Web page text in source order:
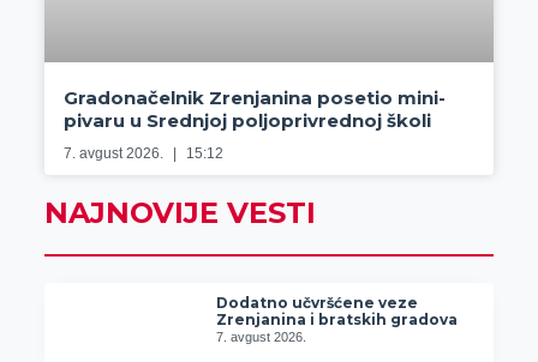
Gradonačelnik Zrenjanina posetio mini-
pivaru u Srednjoj poljoprivrednoj školi
7. avgust 2026. 15:12
NAJNOVIJE VESTI
Dodatno učvršćene veze
Zrenjanina i bratskih gradova
7. avgust 2026.